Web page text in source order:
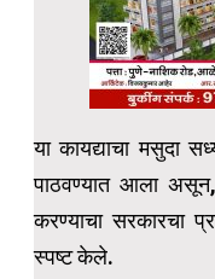
या कायद्याचा मसुदा
पाठवण्यात आला
करण्याचा सरकारचा
स्पष्ट केले.